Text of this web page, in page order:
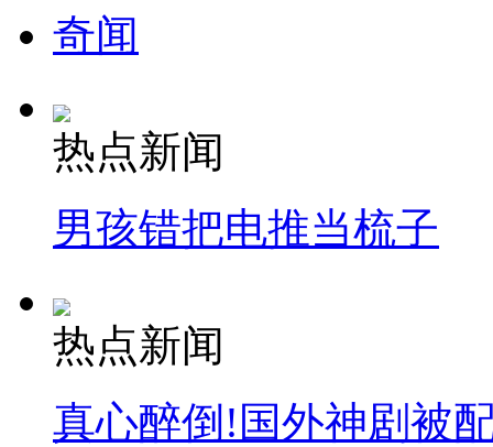
奇闻
热点新闻
男孩错把电推当梳子
热点新闻
真心醉倒!国外神剧被